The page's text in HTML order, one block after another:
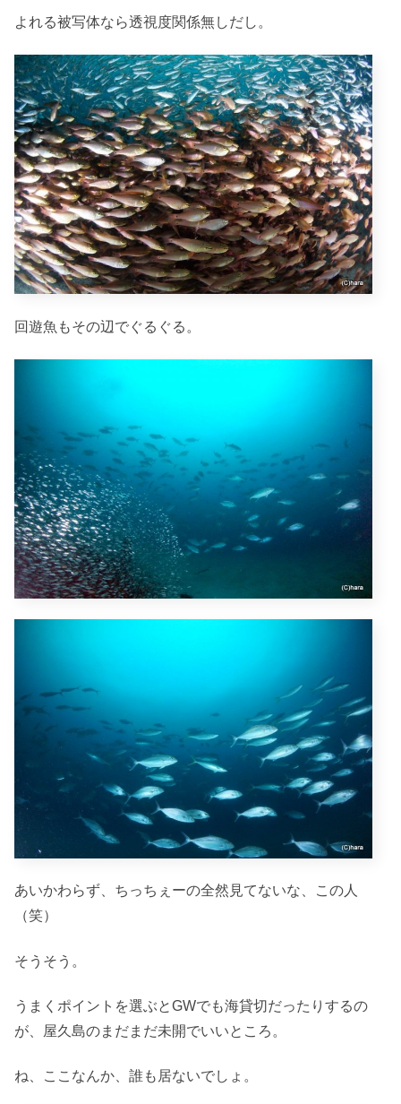
よれる被写体なら透視度関係無しだし。
回遊魚もその辺でぐるぐる。
あいかわらず、ちっちぇーの全然見てないな、この人
（笑）
そうそう。
うまくポイントを選ぶとGWでも海貸切だったりするの
が、屋久島のまだまだ未開でいいところ。
ね、ここなんか、誰も居ないでしょ。